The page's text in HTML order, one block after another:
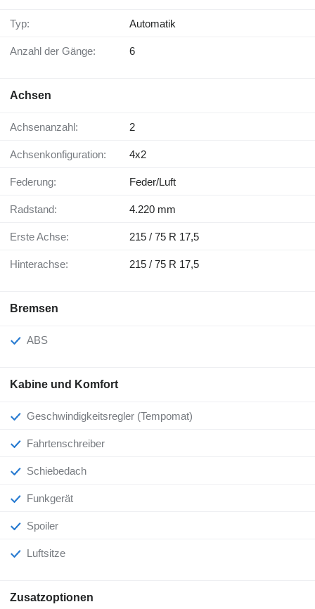
Typ: Automatik
Anzahl der Gänge: 6
Achsen
Achsenanzahl: 2
Achsenkonfiguration: 4x2
Federung: Feder/Luft
Radstand: 4.220 mm
Erste Achse: 215 / 75 R 17,5
Hinterachse: 215 / 75 R 17,5
Bremsen
ABS
Kabine und Komfort
Geschwindigkeitsregler (Tempomat)
Fahrtenschreiber
Schiebedach
Funkgerät
Spoiler
Luftsitze
Zusatzoptionen